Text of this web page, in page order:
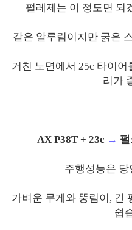
펄레제는 이 정도면 되
같은 알루림이지만 굵은
거친 노면에서 25c 타이
리가
AX P38T + 23c →
주행성능은 당
가벼운 무게와 뚱림이, 긴
쉽